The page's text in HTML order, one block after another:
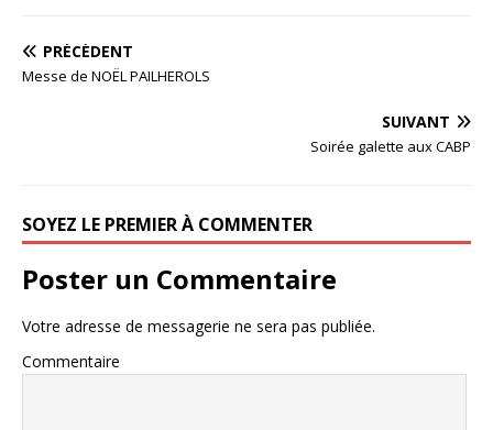
PRÉCÉDENT
Messe de NOËL PAILHEROLS
SUIVANT
Soirée galette aux CABP
SOYEZ LE PREMIER À COMMENTER
Poster un Commentaire
Votre adresse de messagerie ne sera pas publiée.
Commentaire